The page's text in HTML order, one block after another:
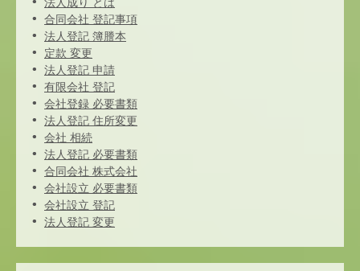
合同会社 登記事項
法人登記 簿謄本
定款 変更
法人登記 申請
有限会社 登記
会社登録 必要書類
法人登記 住所変更
会社 相続
法人登記 必要書類
合同会社 株式会社
会社設立 必要書類
会社設立 登記
法人登記 変更